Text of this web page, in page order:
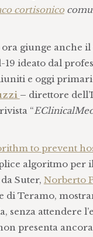
cortisonico
giunge anche
ideato dal
e oggi
– direttore
“
to prevent
algoritmo per
Suter, Norberto
Teramo,
attendere
presenta